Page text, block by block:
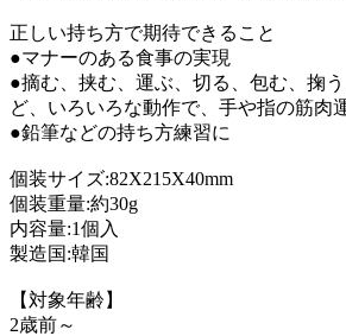
正しい持ち方で期待できること
●マナーのある食事の実現
●摘む、挟む、運ぶ、切る、包む、掬
ど、いろいろな動作で、手や指の筋肉
●鉛筆などの持ち方練習に
個装サイズ:82X215X40mm
個装重量:約30g
内容量:1個入
製造国:韓国
【対象年齢】
2歳前～